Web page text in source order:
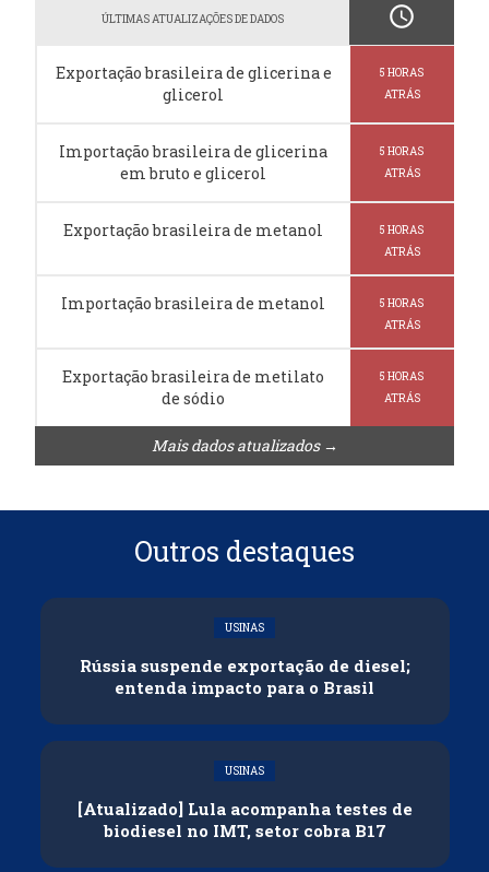
ÚLTIMAS ATUALIZAÇÕES DE DADOS schedule
Exportação brasileira de glicerina e
glicerol
5 HORAS
ATRÁS
Importação brasileira de glicerina
em bruto e glicerol
5 HORAS
ATRÁS
Exportação brasileira de metanol
5 HORAS
ATRÁS
Importação brasileira de metanol
5 HORAS
ATRÁS
Exportação brasileira de metilato
de sódio
5 HORAS
ATRÁS
Mais dados atualizados →
Outros destaques
USINAS
Rússia suspende exportação de diesel;
entenda impacto para o Brasil
USINAS
[Atualizado] Lula acompanha testes de
biodiesel no IMT, setor cobra B17